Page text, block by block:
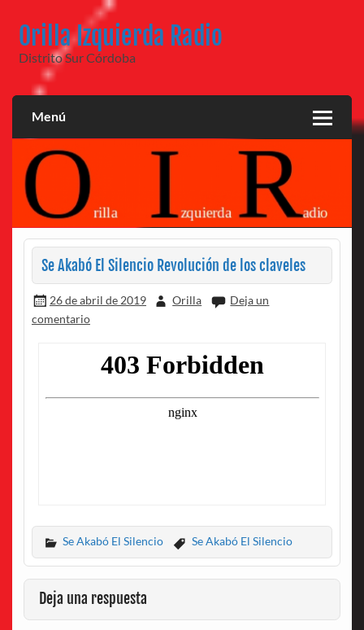
contenido
Orilla Izquierda Radio
Distrito Sur Córdoba
Menú
Se Akabó El Silencio Revolución de los claveles
26 de abril de 2019 Orilla
Deja un
comentario
Se Akabó El Silencio Se Akabó El Silencio
Deja una respuesta